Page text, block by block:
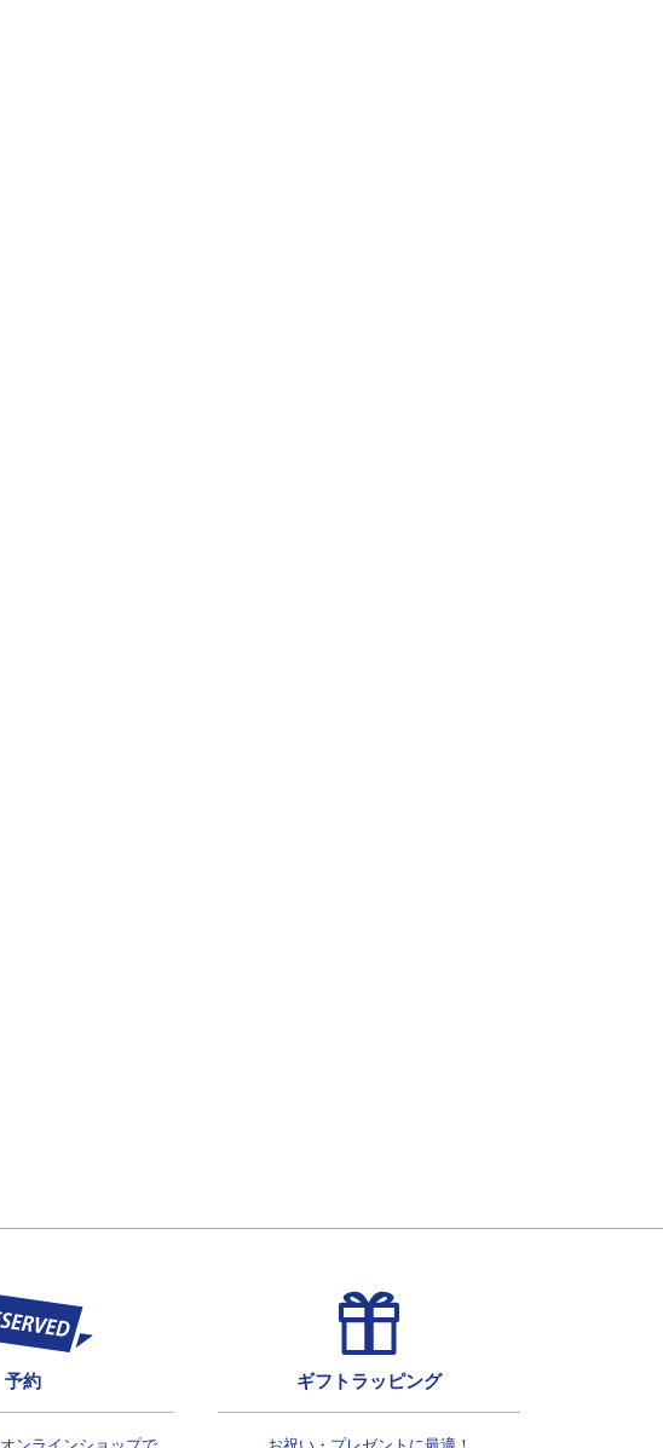
予約
オンラインショップで
ギフトラッピング
お祝い・プレゼントに最適！